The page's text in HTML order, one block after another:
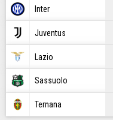
MESSI
CR7
NBA
GAMER
Inter
Juventus
Lazio
Sassuolo
Ternana